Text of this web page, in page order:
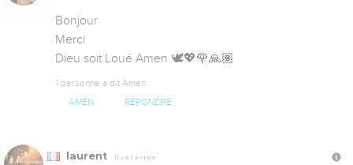
Bonjour
Merci
Dieu soit Loué Amen 🕊💖🌹🙏🏽
1 personne a dit Amen
AMEN RÉPONDRE
laurent Il y a 1 année